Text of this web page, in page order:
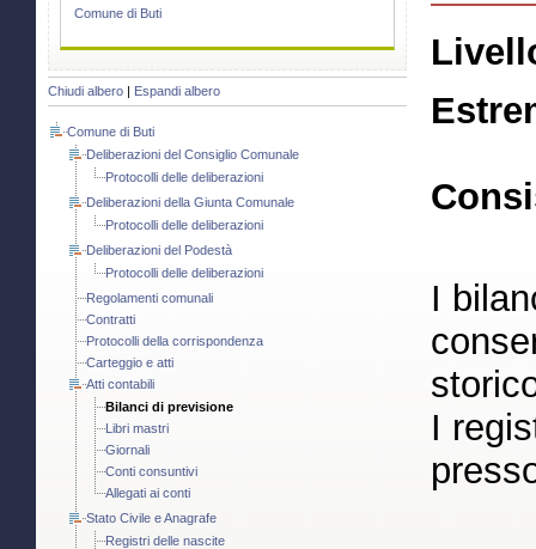
Comune di Buti
Chiudi albero Espandi albero
Comune di Buti
Deliberazioni del Consiglio Comunale
Protocolli delle deliberazioni
Deliberazioni della Giunta Comunale
Protocolli delle deliberazioni
Deliberazioni del Podestà
Protocolli delle deliberazioni
Regolamenti comunali
Contratti
Protocolli della corrispondenza
Carteggio e atti
Atti contabili
Bilanci di previsione
Libri mastri
Giornali
Conti consuntivi
Allegati ai conti
Stato Civile e Anagrafe
Registri delle nascite
I
I